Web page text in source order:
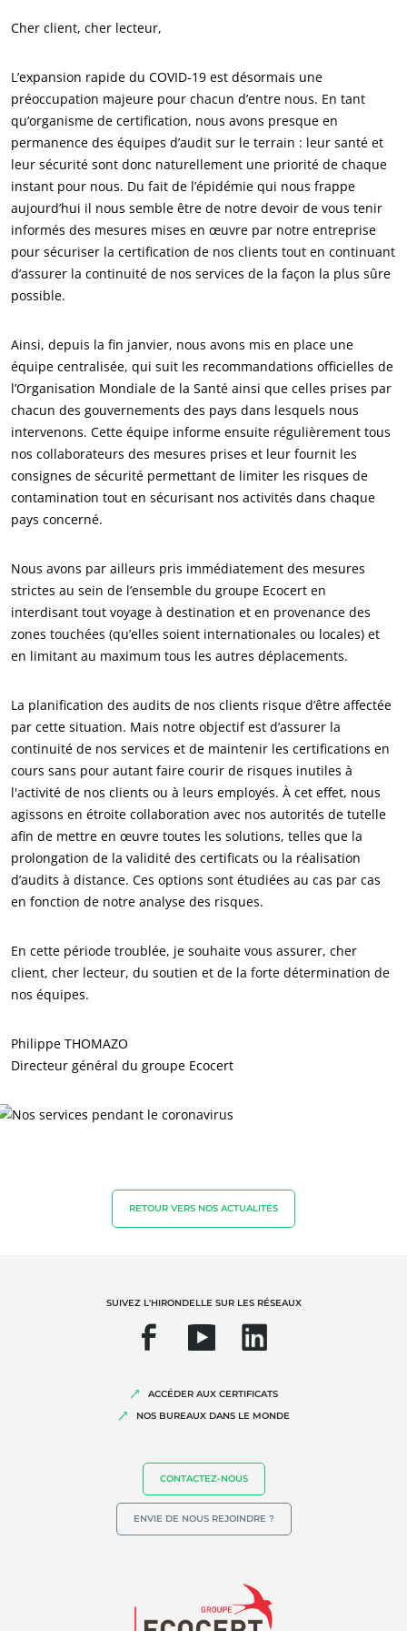
Qui sommes nous ?
Actualités
Carrières
NOS ENGAGEMENTS RSE
Agir via nos prestations
Progresser avec nos équipes
S’investir pour notre environnement
NOS SECTEURS D'ACTIVITÉ
Agroalimentaire
Cosmétique
Bois et forêt
Produits de la maison
Agrofourniture
Commerce équitable
Agriculture durable
Responsabilité sociétale des entreprises
Biodiversité et changement climatique
Allégations environnementales
Cher client, cher lecteur,
L’expansion rapide du COVID-19 est désormais une
préoccupation majeure pour chacun d’entre nous. En tant
qu’organisme de certification, nous avons presque en
permanence des équipes d’audit sur le terrain : leur santé et
leur sécurité sont donc naturellement une priorité de chaque
instant pour nous. Du fait de l’épidémie qui nous frappe
aujourd’hui il nous semble être de notre devoir de vous tenir
informés des mesures mises en œuvre par notre entreprise
pour sécuriser la certification de nos clients tout en continuant
d’assurer la continuité de nos services de la façon la plus sûre
possible.
Ainsi, depuis la fin janvier, nous avons mis en place une
équipe centralisée, qui suit les recommandations officielles de
l’Organisation Mondiale de la Santé ainsi que celles prises par
chacun des gouvernements des pays dans lesquels nous
intervenons. Cette équipe informe ensuite régulièrement tous
nos collaborateurs des mesures prises et leur fournit les
consignes de sécurité permettant de limiter les risques de
contamination tout en sécurisant nos activités dans chaque
pays concerné.
Nous avons par ailleurs pris immédiatement des mesures
strictes au sein de l’ensemble du groupe Ecocert en
interdisant tout voyage à destination et en provenance des
zones touchées (qu’elles soient internationales ou locales) et
en limitant au maximum tous les autres déplacements.
La planification des audits de nos clients risque d’être affectée
par cette situation. Mais notre objectif est d’assurer la
continuité de nos services et de maintenir les certifications en
cours sans pour autant faire courir de risques inutiles à
l'activité de nos clients ou à leurs employés. À cet effet, nous
agissons en étroite collaboration avec nos autorités de tutelle
afin de mettre en œuvre toutes les solutions, telles que la
prolongation de la validité des certificats ou la réalisation
d’audits à distance. Ces options sont étudiées au cas par cas
en fonction de notre analyse des risques.
En cette période troublée, je souhaite vous assurer, cher
client, cher lecteur, du soutien et de la forte détermination de
nos équipes.
Philippe THOMAZO
Directeur général du groupe Ecocert
RETOUR VERS NOS ACTUALITÉS
SUIVEZ L'HIRONDELLE SUR LES RÉSEAUX
ACCÉDER AUX CERTIFICATS
NOS BUREAUX DANS LE MONDE
CONTACTEZ-NOUS
ENVIE DE NOUS REJOINDRE ?